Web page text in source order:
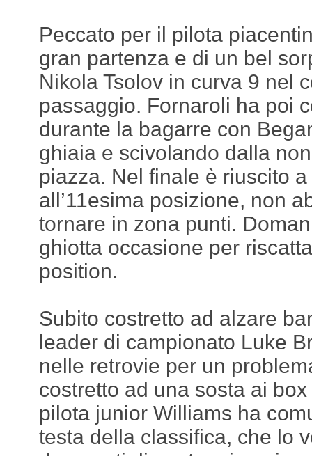
Peccato per il pilota
gran partenza e di un bel
Nikola Tsolov in curva 9 nel
passaggio. Fornaroli ha poi
durante la bagarre con
ghiaia e scivolando dalla
piazza. Nel finale è riuscito
all’11esima posizione, non
tornare in zona punti.
ghiotta occasione per
position.
Subito costretto ad alzare
leader di campionato Luke
nelle retrovie per un
costretto ad una sosta ai
pilota junior Williams ha
testa della classifica, che lo